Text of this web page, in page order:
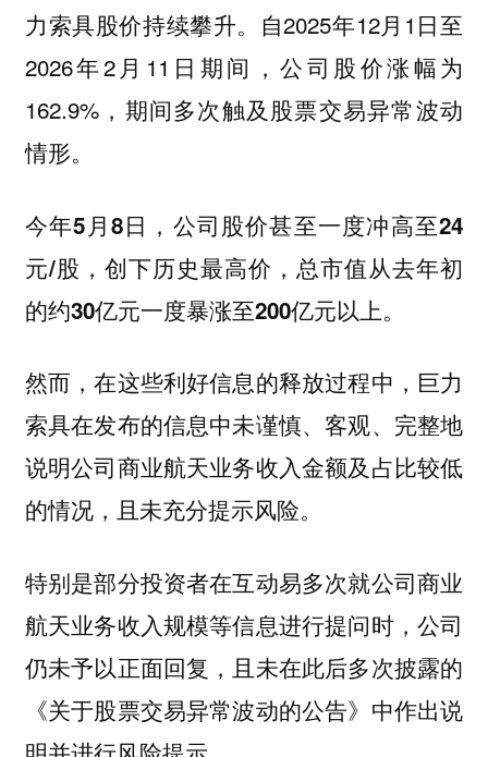
力索具股价持续攀升。自2025年12月1日至
2026年2月11日期间，公司股价涨幅为
162.9%，期间多次触及股票交易异常波动
情形。
今年5月8日，公司股价甚至一度冲高至24
元/股，创下历史最高价，总市值从去年初
的约30亿元一度暴涨至200亿元以上。
然而，在这些利好信息的释放过程中，巨力
索具在发布的信息中未谨慎、客观、完整地
说明公司商业航天业务收入金额及占比较低
的情况，且未充分提示风险。
特别是部分投资者在互动易多次就公司商业
航天业务收入规模等信息进行提问时，公司
仍未予以正面回复，且未在此后多次披露的
《关于股票交易异常波动的公告》中作出说